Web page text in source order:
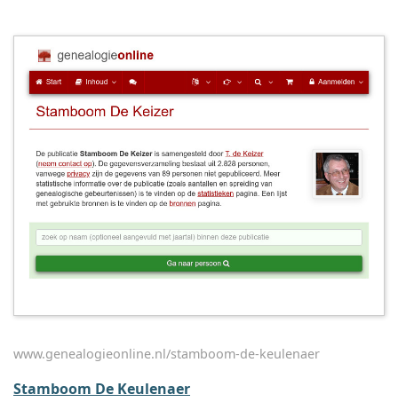
www.genealogieonline.nl/stamboom-de-keulenaer
Stamboom De Keulenaer